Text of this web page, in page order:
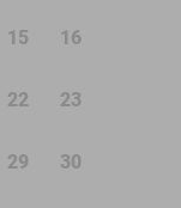
15 16
22 23
29 30